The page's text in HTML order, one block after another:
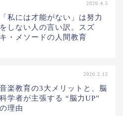
2020.4.5
「私には才能がない」は努力
をしない人の言い訳。スズ
キ・メソードの人間教育
2020.2.12
音楽教育の3大メリットと、脳
科学者が主張する “脳力UP”
の理由